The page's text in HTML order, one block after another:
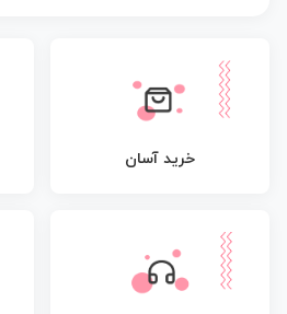
خرید آسان